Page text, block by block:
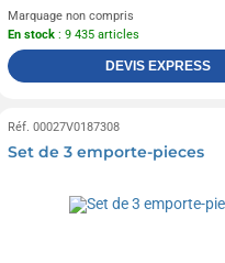
Marquage non compris
En stock : 9 435 articles
DEVIS EXPRESS
Réf. 00027V0187308
Set de 3 emporte-pieces